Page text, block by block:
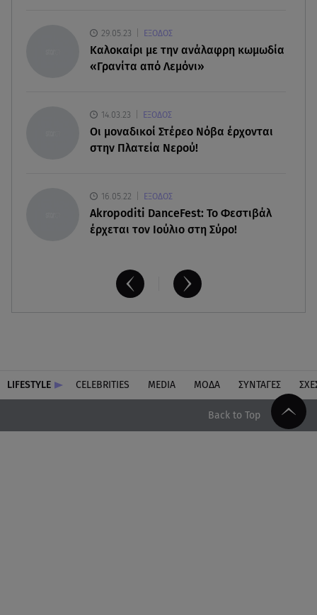
«Μπουλντόγκ»
08.08.26 , 23:00
29.05.23 ΕΞΟΔΟΣ
Καλοκαίρι με την ανάλαφρη κωμωδία
«Γρανίτα από Λεμόνι»
14.03.23 ΕΞΟΔΟΣ
Οι μοναδικοί Στέρεο Νόβα έρχονται
στην Πλατεία Νερού!
16.05.22 ΕΞΟΔΟΣ
Akropoditi DanceFest: Το Φεστιβάλ
έρχεται τον Ιούλιο στη Σύρο!
LIFESTYLE CELEBRITIES MEDIA ΜΟΔΑ ΣΥΝΤΑΓΕΣ
Back to Top